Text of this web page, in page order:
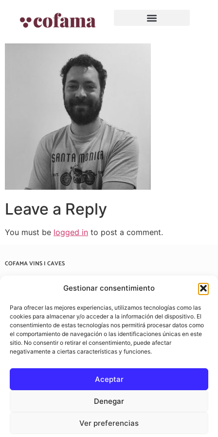
Gestionar consentimiento
Para ofrecer las mejores experiencias, utilizamos tecnologías como las
cookies para almacenar y/o acceder a la información del dispositivo. El
consentimiento de estas tecnologías nos permitirá procesar datos como
el comportamiento de navegación o las identificaciones únicas en este
sitio. No consentir o retirar el consentimiento, puede afectar
negativamente a ciertas características y funciones.
Aceptar
Denegar
Ver preferencias
Leave a Reply
You must be logged in to post a comment.
COFAMA VINS I CAVES
info@cofamavins.com